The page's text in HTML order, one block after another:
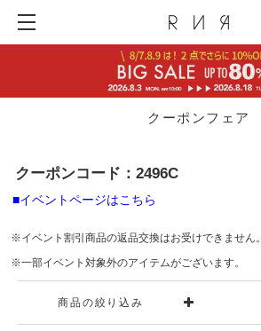
クーポンフェア
クーポンコード：2496C
■イベントページはこちら
※イベント割引商品の返品交換はお受けできません。
※一部イベント対象外のアイテムがございます。
商品の絞り込み